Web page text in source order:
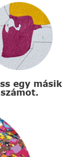
egy másik
számot.